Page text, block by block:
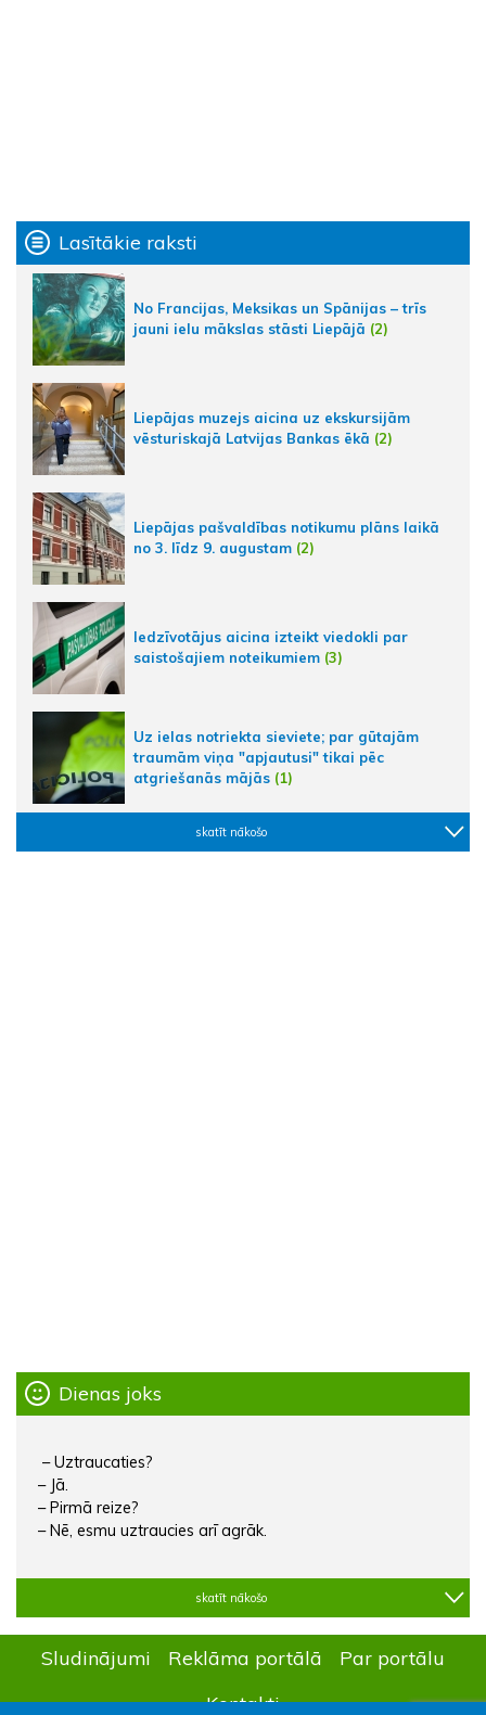
Lasītākie raksti
No Francijas, Meksikas un Spānijas – trīs
jauni ielu mākslas stāsti Liepājā (2)
Liepājas muzejs aicina uz ekskursijām
vēsturiskajā Latvijas Bankas ēkā (2)
Liepājas pašvaldības notikumu plāns laikā
no 3. līdz 9. augustam (2)
Iedzīvotājus aicina izteikt viedokli par
saistošajiem noteikumiem (3)
Uz ielas notriekta sieviete; par gūtajām
traumām viņa "apjautusi" tikai pēc
atgriešanās mājās (1)
skatīt nākošo
Dienas joks
– Uztraucaties?
– Jā.
– Pirmā reize?
– Nē, esmu uztraucies arī agrāk.
skatīt nākošo
Sludinājumi Reklāma portālā
Par portālu
Kontakti